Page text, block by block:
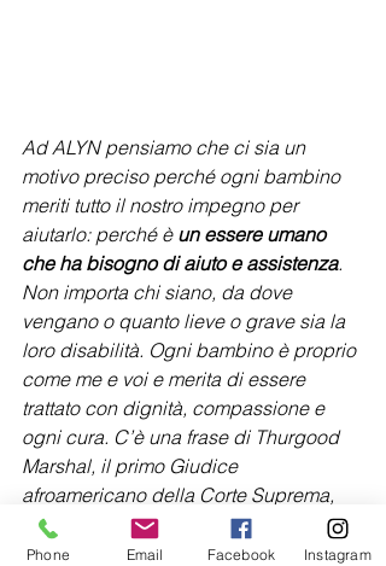
Ad ALYN pensiamo che ci sia un
motivo preciso perché ogni bambino
meriti tutto il nostro impegno per
aiutarlo: perché è un essere umano
che ha bisogno di aiuto e assistenza.
Non importa chi siano, da dove
vengano o quanto lieve o grave sia la
loro disabilità. Ogni bambino è proprio
come me e voi e merita di essere
trattato con dignità, compassione e
ogni cura. C’è una frase di Thurgood
Marshal, il primo Giudice
afroamericano della Corte Suprema,
che voglio ricordare:
uando
riconosciamo l'umanità dei nostri
Phone Email Facebook Instagram